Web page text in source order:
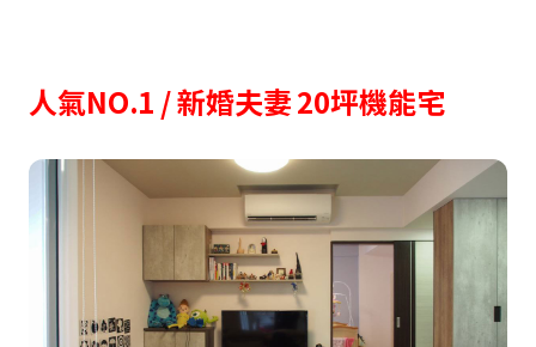
人氣NO.1 / 新婚夫妻 20坪機能宅